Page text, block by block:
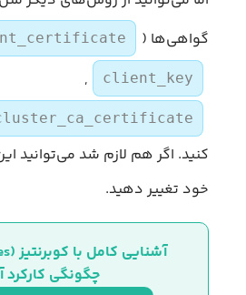
گواهی‌ها (
client_key
,
کنید. اگر هم لازم شد می‌توانید
خود تغییر دهید.
چگونگی کارکرد